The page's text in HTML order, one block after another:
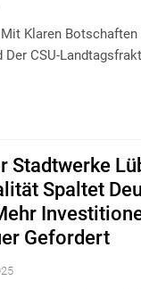
Klaren Botschaften
Der CSU-
Stadtwerke
Spaltet
Gefordert